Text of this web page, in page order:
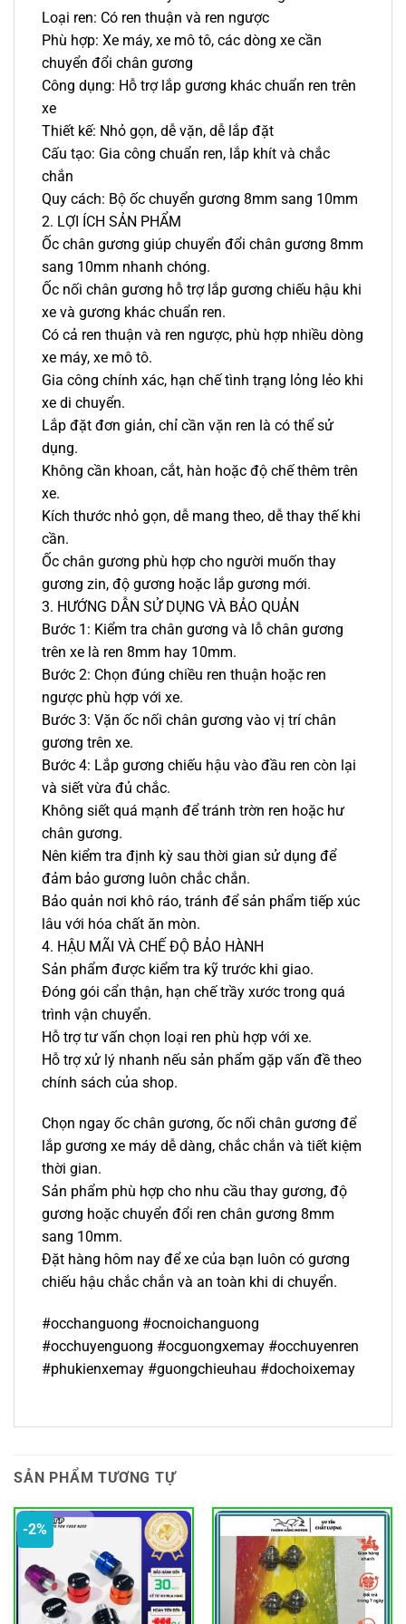
Loại ren: Có ren thuận và ren ngược
Phù hợp: Xe máy, xe mô tô, các dòng xe cần
chuyển đổi chân gương
Công dụng: Hỗ trợ lắp gương khác chuẩn ren trên
xe
Thiết kế: Nhỏ gọn, dễ vặn, dễ lắp đặt
Cấu tạo: Gia công chuẩn ren, lắp khít và chắc
chắn
Quy cách: Bộ ốc chuyển gương 8mm sang 10mm
2. LỢI ÍCH SẢN PHẨM
Ốc chân gương giúp chuyển đổi chân gương 8mm
sang 10mm nhanh chóng.
Ốc nối chân gương hỗ trợ lắp gương chiếu hậu khi
xe và gương khác chuẩn ren.
Có cả ren thuận và ren ngược, phù hợp nhiều dòng
xe máy, xe mô tô.
Gia công chính xác, hạn chế tình trạng lỏng lẻo khi
xe di chuyển.
Lắp đặt đơn giản, chỉ cần vặn ren là có thể sử
dụng.
Không cần khoan, cắt, hàn hoặc độ chế thêm trên
xe.
Kích thước nhỏ gọn, dễ mang theo, dễ thay thế khi
cần.
Ốc chân gương phù hợp cho người muốn thay
gương zin, độ gương hoặc lắp gương mới.
3. HƯỚNG DẪN SỬ DỤNG VÀ BẢO QUẢN
Bước 1: Kiểm tra chân gương và lỗ chân gương
trên xe là ren 8mm hay 10mm.
Bước 2: Chọn đúng chiều ren thuận hoặc ren
ngược phù hợp với xe.
Bước 3: Vặn ốc nối chân gương vào vị trí chân
gương trên xe.
Bước 4: Lắp gương chiếu hậu vào đầu ren còn lại
và siết vừa đủ chắc.
Không siết quá mạnh để tránh trờn ren hoặc hư
chân gương.
Nên kiểm tra định kỳ sau thời gian sử dụng để
đảm bảo gương luôn chắc chắn.
Bảo quản nơi khô ráo, tránh để sản phẩm tiếp xúc
lâu với hóa chất ăn mòn.
4. HẬU MÃI VÀ CHẾ ĐỘ BẢO HÀNH
Sản phẩm được kiểm tra kỹ trước khi giao.
Đóng gói cẩn thận, hạn chế trầy xước trong quá
trình vận chuyển.
Hỗ trợ tư vấn chọn loại ren phù hợp với xe.
Hỗ trợ xử lý nhanh nếu sản phẩm gặp vấn đề theo
chính sách của shop.
Chọn ngay ốc chân gương, ốc nối chân gương để
lắp gương xe máy dễ dàng, chắc chắn và tiết kiệm
thời gian.
Sản phẩm phù hợp cho nhu cầu thay gương, độ
gương hoặc chuyển đổi ren chân gương 8mm
sang 10mm.
Đặt hàng hôm nay để xe của bạn luôn có gương
chiếu hậu chắc chắn và an toàn khi di chuyển.
#occhanguong #ocnoichanguong
#occhuyenguong #ocguongxemay #occhuyenren
#phukienxemay #guongchieuhau #dochoixemay
SẢN PHẨM TƯƠNG TỰ
-2%